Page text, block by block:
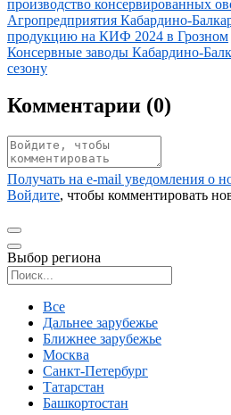
производство консервированных
Иллюстрация новости
Агропредприятия Кабардино-
продукцию на КИФ 2024 в Грозном
Иллюстрация новости
Консервные заводы Кабардино-
сезону
Комментарии (0)
Получать на e‑mail уведомления о
Войдите, чтобы комментировать
Выбор региона
Все
Дальнее зарубежье
Ближнее зарубежье
Москва
Санкт-Петербург
Татарстан
Башкортостан